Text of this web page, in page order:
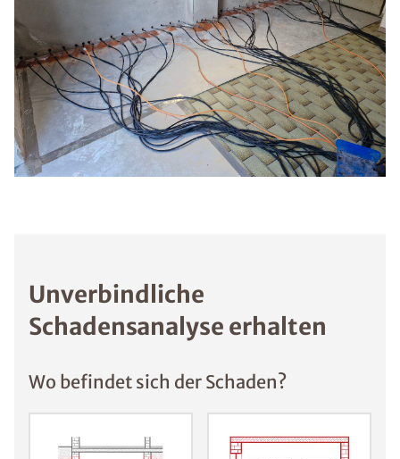
Unverbindliche
Schadensanalyse erhalten
Wo befindet sich der Schaden?